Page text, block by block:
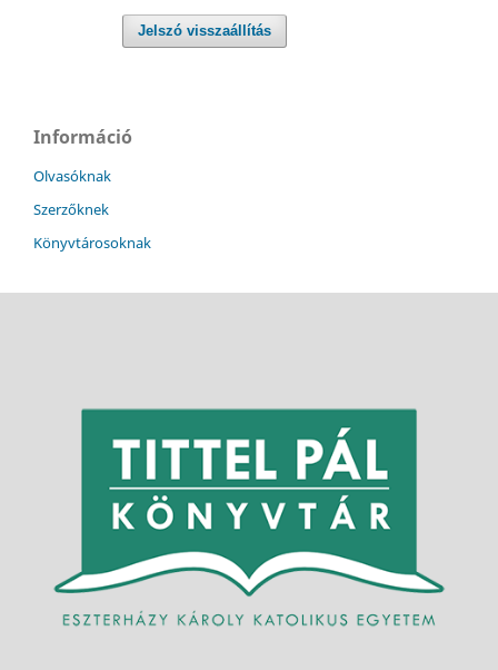
Jelszó visszaállítás
Információ
Olvasóknak
Szerzőknek
Könyvtárosoknak